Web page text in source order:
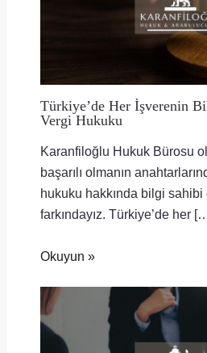
Türkiye’de Her İşverenin
Vergi Hukuku
Karanfiloğlu Hukuk Bürosu
başarılı olmanın
hukuku hakkında bilgi
farkındayız. Türkiye’de her
Okuyun »